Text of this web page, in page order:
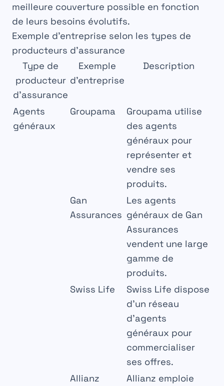
meilleure couverture possible en fonction
de leurs besoins évolutifs.
Exemple d’entreprise selon les types de
producteurs d’assurance
Type de
producteur
d’assurance
Exemple
d’entreprise
Description
Agents
généraux
Groupama
Groupama utilise
des agents
généraux pour
représenter et
vendre ses
produits.
Gan
Assurances
Les agents
généraux de Gan
Assurances
vendent une large
gamme de
produits.
Swiss Life
Swiss Life dispose
d’un réseau
d’agents
généraux pour
commercialiser
ses offres.
Allianz
Allianz emploie